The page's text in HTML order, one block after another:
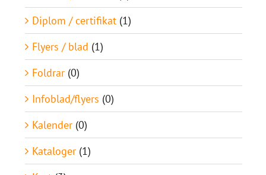
Diplom / certifikat (1)
Flyers / blad (1)
Foldrar (0)
Infoblad/flyers (0)
Kalender (0)
Kataloger (1)